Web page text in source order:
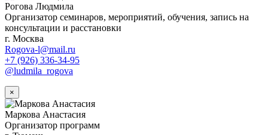
Рогова Людмила
Организатор семинаров, мероприятий, обучения, запись на
консультации и расстановки
г. Москва
Rogova-l@mail.ru
+7 (926) 336-34-95
@ludmila_rogova
×
Маркова Анастасия
Организатор программ